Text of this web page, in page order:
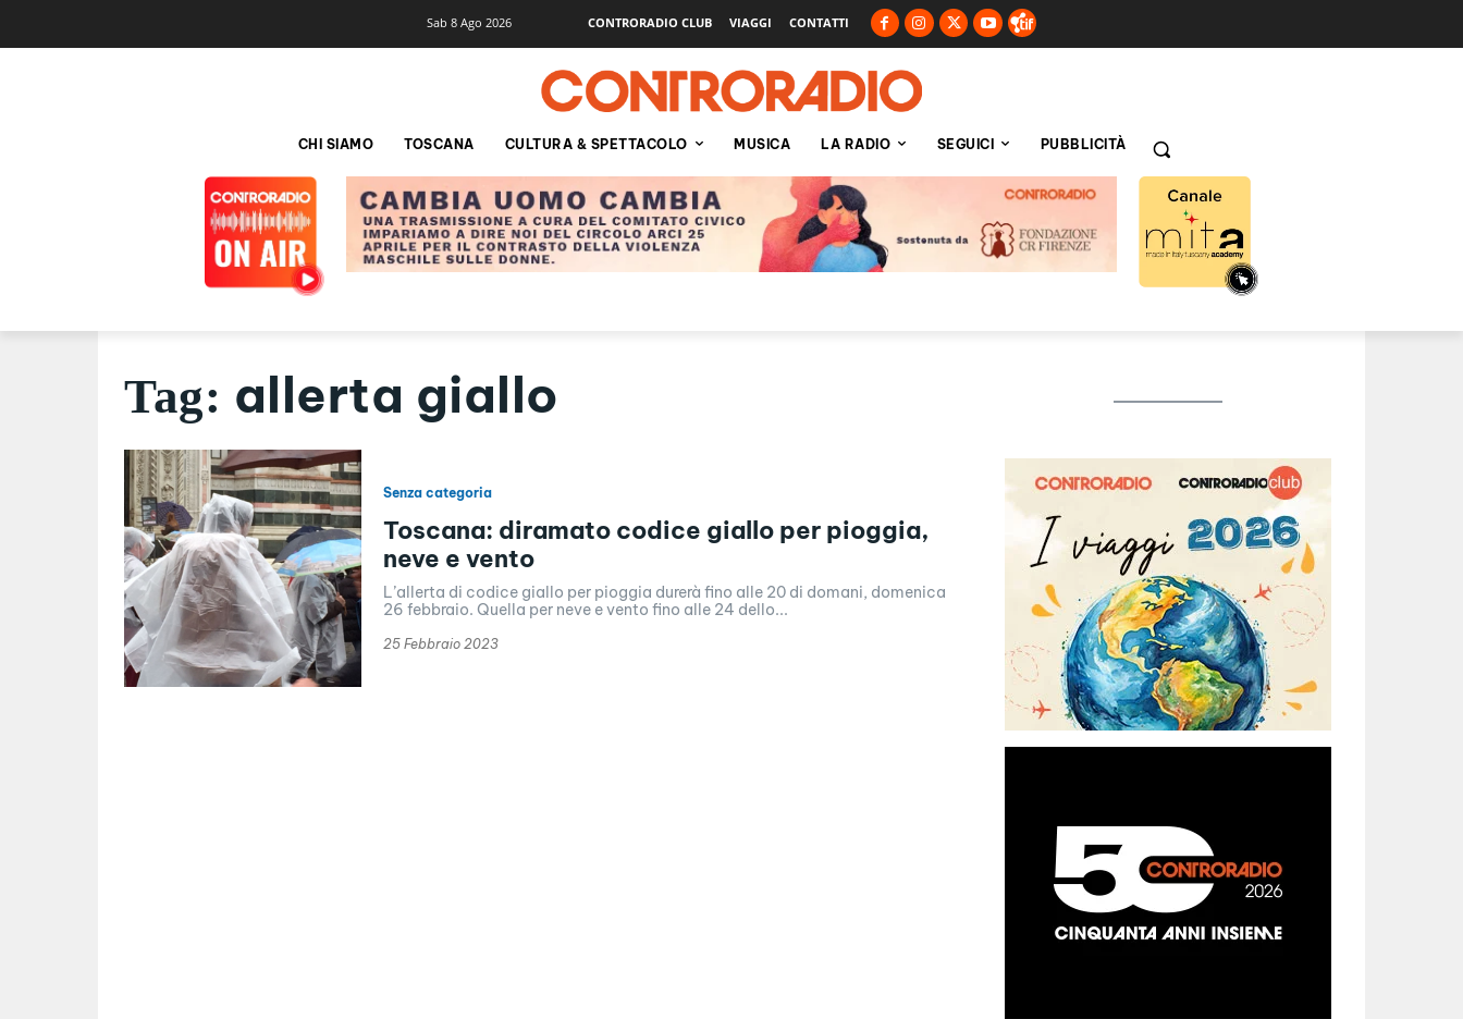
Sab 8 Ago 2026 CONTRORADIO CLUB VIAGGI CONTATTI
CHI SIAMO TOSCANA CULTURA & SPETTACOLO MUSICA LA RADIO SEGUICI PUBBLICITÀ
Tag: allerta giallo
Senza categoria
Toscana: diramato codice giallo per pioggia,
neve e vento
L’allerta di codice giallo per pioggia durerà fino alle 20 di domani, domenica
26 febbraio. Quella per neve e vento fino alle 24 dello...
25 Febbraio 2023